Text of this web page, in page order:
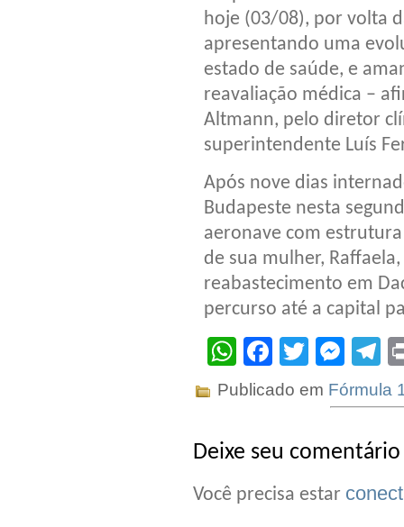
hoje (03/08), por volta
apresentando uma
estado de saúde, e
reavaliação médica –
Altmann, pelo diretor
superintendente Luís
Após nove dias
Budapeste nesta
aeronave com
de sua mulher,
reabastecimento em
percurso até a capital
WhatsApp
Facebook
Twitter
Publicado em Fórmula
Deixe seu comentário
Você precisa estar